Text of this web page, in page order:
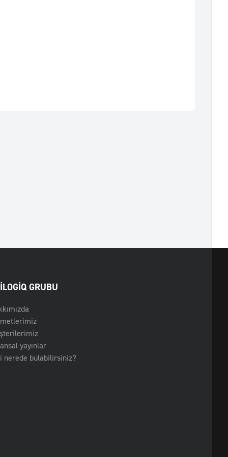
GRUBU
yayınlar
nerede bulabilirsiniz?